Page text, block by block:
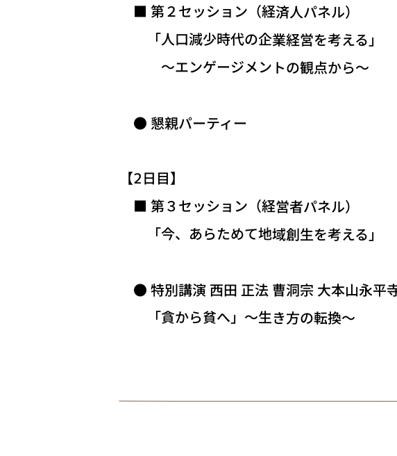
■ 第２セッション（経済人パネル）
「人口減少時代の企業経営を考える」
～エンゲージメントの観点から～
● 懇親パーティー
【2日目】
■ 第３セッション（経営者パネル）
「今、あらためて地域創生を考える」
● 特別講演 西田 正法 曹洞宗 大本山永平
「貪から貧へ」～生き方の転換～